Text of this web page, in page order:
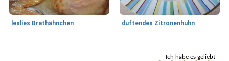
leslies Brathähnchen duftendes Zitronenhuhn
Ich habe es geliebt